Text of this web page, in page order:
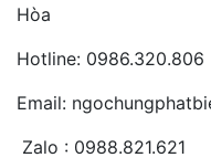
Hòa
Hotline: 0986.320.806
Email:
Zalo : 0988.821.621